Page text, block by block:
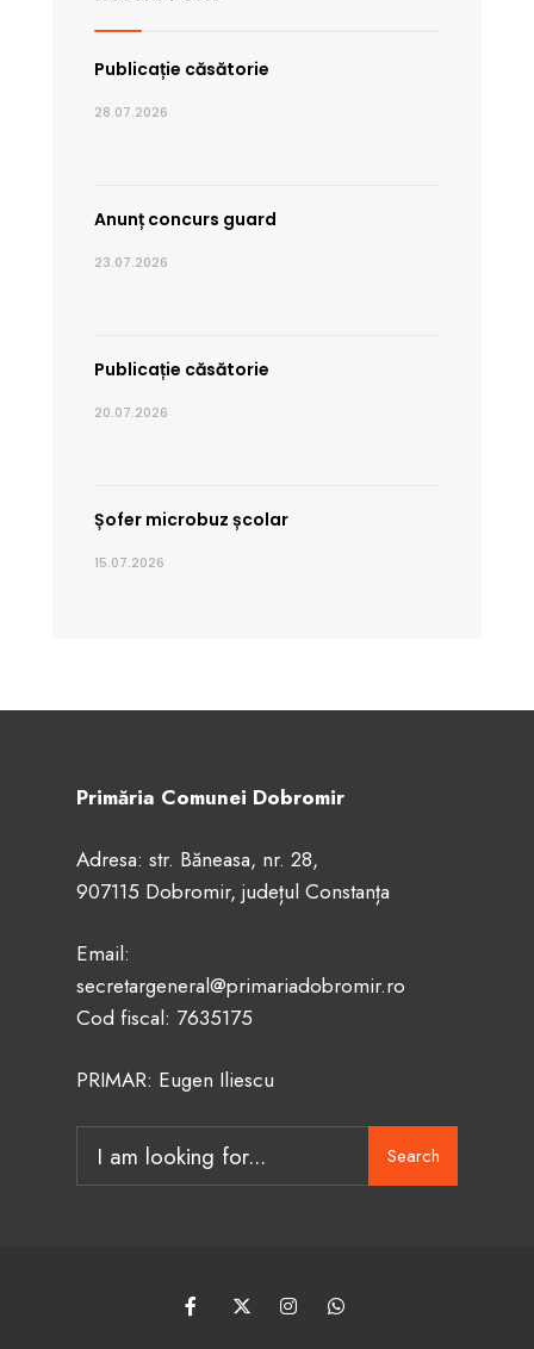
Publicație căsătorie
28.07.2026
Anunț concurs guard
23.07.2026
Publicație căsătorie
20.07.2026
Șofer microbuz școlar
15.07.2026
Primăria Comunei Dobromir
Adresa: str. Băneasa, nr. 28,
907115 Dobromir, județul Constanța
Email:
secretargeneral@primariadobromir.ro
Cod fiscal: 7635175
PRIMAR: Eugen Iliescu
for:
Search